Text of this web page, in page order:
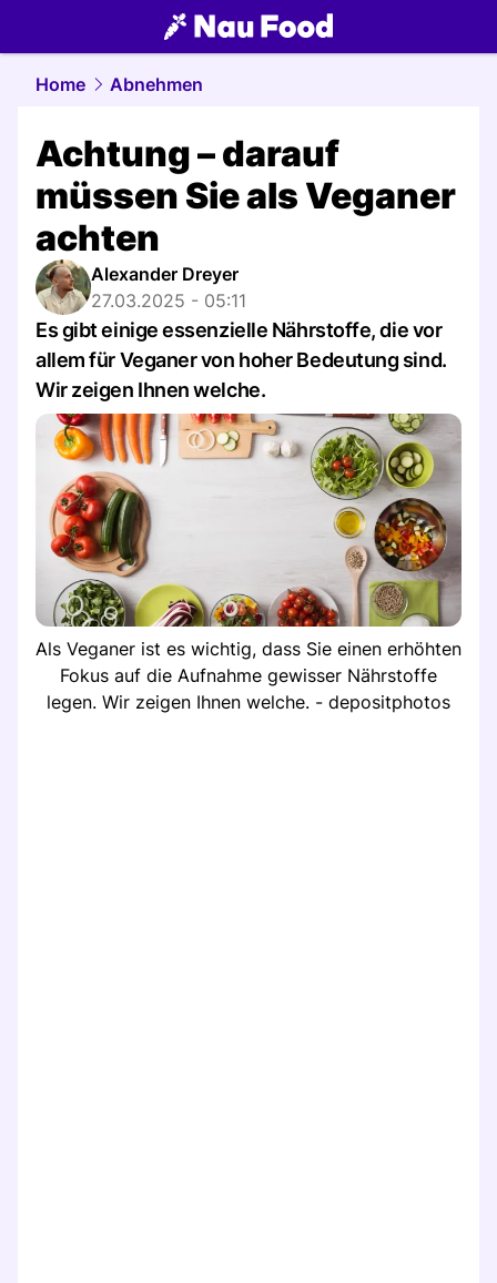
food.NAU.ch
Home Abnehmen
Achtung – darauf
müssen Sie als Veganer
achten
Alexander Dreyer
27.03.2025 - 05:11
Es gibt einige essenzielle Nährstoffe, die vor
allem für Veganer von hoher Bedeutung sind.
Wir zeigen Ihnen welche.
Als Veganer ist es wichtig, dass Sie einen erhöhten
Fokus auf die Aufnahme gewisser Nährstoffe
legen. Wir zeigen Ihnen welche. - depositphotos